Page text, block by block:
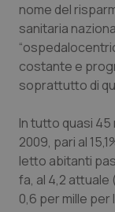
Basilicata
Calabria
Emilia-
Friuli
Artrite &
Asma &
Dermatite
QS Club
nome del
sanitaria
costante e
soprattutto di
In tutto quasi 45
2009, pari al
letto abitanti
fa, al 4,2 attuale
0,6 per mille